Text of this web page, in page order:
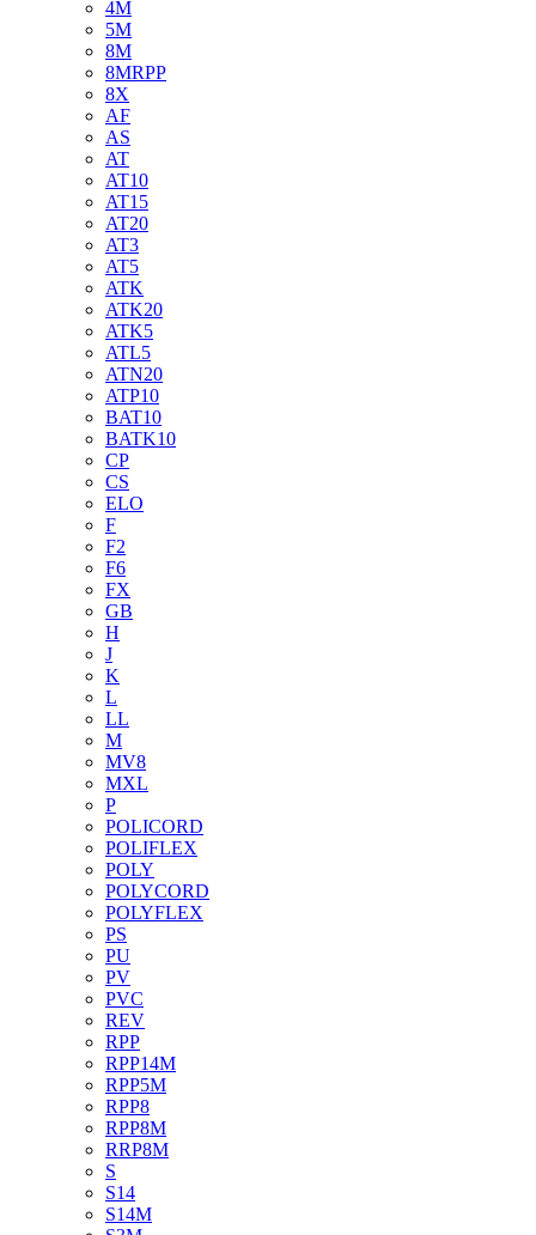
4M
5M
8M
8MRPP
8X
AF
AS
AT
AT10
AT15
AT20
AT3
AT5
ATK
ATK20
ATK5
ATL5
ATN20
ATP10
BAT10
BATK10
CP
CS
ELO
F
F2
F6
FX
GB
H
J
K
L
LL
M
MV8
MXL
P
POLICORD
POLIFLEX
POLY
POLYCORD
POLYFLEX
PS
PU
PV
PVC
REV
RPP
RPP14M
RPP5M
RPP8
RPP8M
RRP8M
S
S14
S14M